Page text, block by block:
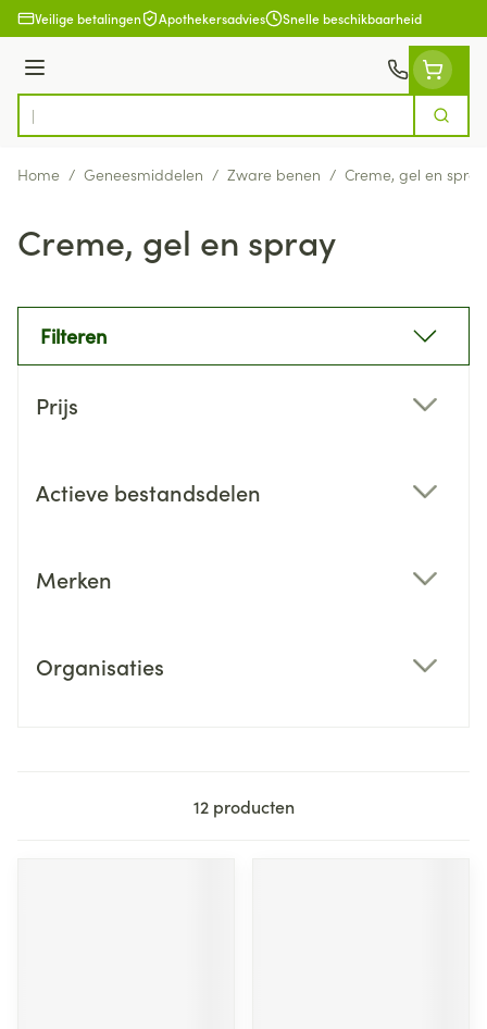
Ga naar de inhoud
Veilige betalingen Apothekersadvies Snelle beschikbaarheid
Menu
Product, merk, categorie...
Zoek
Home / Geneesmiddelen / Zware benen / Creme, gel en spray
Creme, gel en spray
Filteren
Prijs
Actieve bestandsdelen
Merken
Organisaties
12producten